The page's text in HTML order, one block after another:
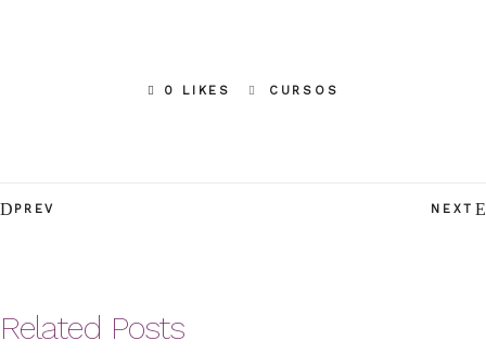
0 LIKES CURSOS
PREV NEXT
Related Posts